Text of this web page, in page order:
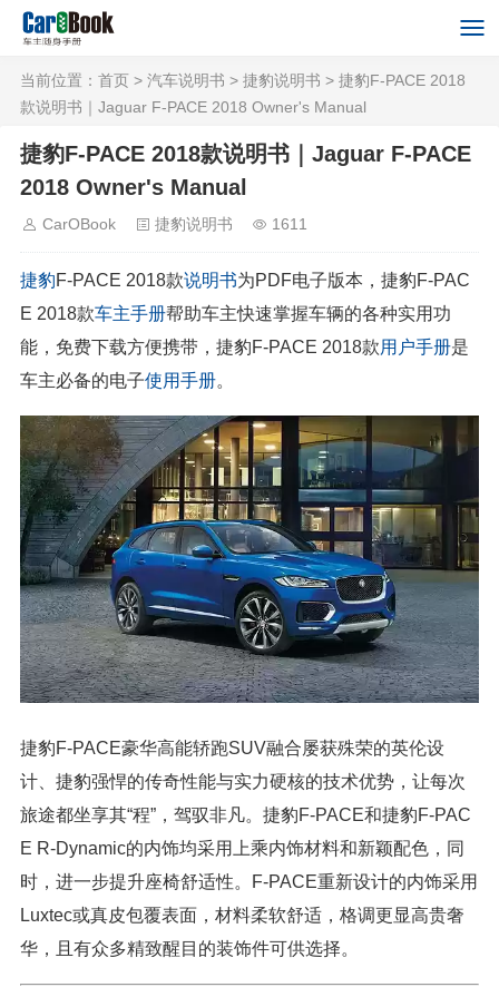
当前位置： 首页 > 汽车说明书 > 捷豹说明书 > 捷豹F-PACE 2018
款说明书｜Jaguar F-PACE 2018 Owner's Manual
捷豹F-PACE 2018款说明书｜Jaguar F-PACE
2018 Owner's Manual
CarOBook 捷豹说明书 1611
捷豹F-PACE 2018款说明书为PDF电子版本，捷豹F-PAC
E 2018款车主手册帮助车主快速掌握车辆的各种实用功
能，免费下载方便携带，捷豹F-PACE 2018款用户手册是
车主必备的电子使用手册。
捷豹F-PACE豪华高能轿跑SUV融合屡获殊荣的英伦设
计、捷豹强悍的传奇性能与实力硬核的技术优势，让每次
旅途都坐享其“程”，驾驭非凡。捷豹F-PACE和捷豹F-PAC
E R-Dynamic的内饰均采用上乘内饰材料和新颖配色，同
时，进一步提升座椅舒适性。F-PACE重新设计的内饰采用
Luxtec或真皮包覆表面，材料柔软舒适，格调更显高贵奢
华，且有众多精致醒目的装饰件可供选择。